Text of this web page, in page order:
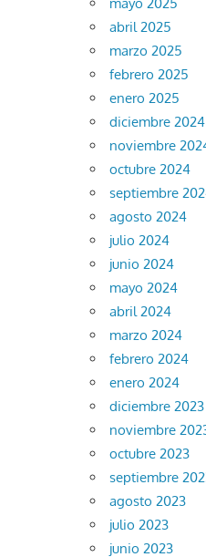
abril 2025
marzo 2025
febrero 2025
enero 2025
diciembre 2024
noviembre
octubre 2024
septiembre
agosto 2024
julio 2024
junio 2024
mayo 2024
abril 2024
marzo 2024
febrero 2024
enero 2024
diciembre 2023
noviembre
octubre 2023
septiembre
agosto 2023
julio 2023
junio 2023